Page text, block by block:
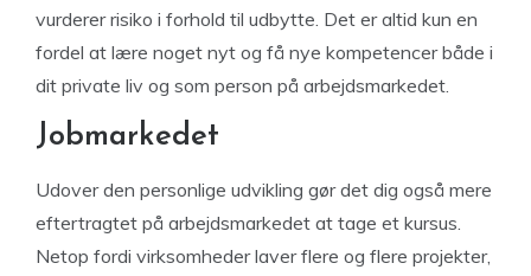
vurderer risiko i forhold til udbytte. Det er altid kun en
fordel at lære noget nyt og få nye kompetencer både i
dit private liv og som person på arbejdsmarkedet.
Jobmarkedet
Udover den personlige udvikling gør det dig også mere
eftertragtet på arbejdsmarkedet at tage et kursus.
Netop fordi virksomheder laver flere og flere projekter,